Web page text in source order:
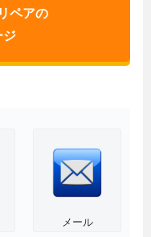
ペアの
ジ
メール